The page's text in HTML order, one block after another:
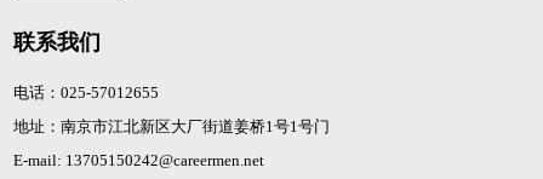
联系我们
电话：025-57012655
地址：南京市江北新区大厂街道姜桥1号1号门
E-mail: 13705150242@careermen.net